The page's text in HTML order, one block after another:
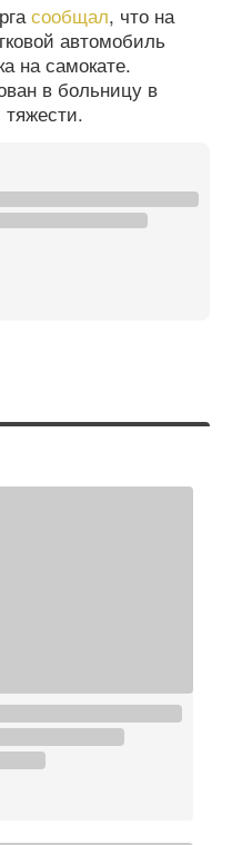
сообщал, что на
автомобиль
на самокате.
в больницу в